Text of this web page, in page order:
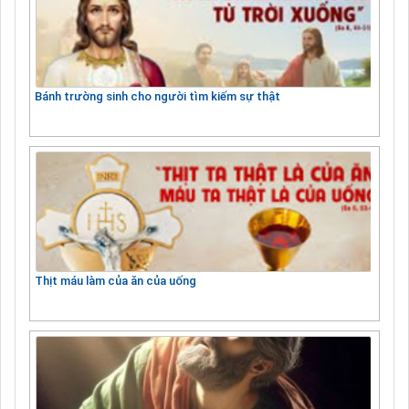
Bánh trường sinh cho người tìm kiếm sự thật
Thịt máu làm của ăn của uống